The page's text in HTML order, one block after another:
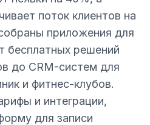
поток клиентов на
приложения для
бесплатных решений
до CRM-систем для
и фитнес-клубов.
и интеграции,
для записи